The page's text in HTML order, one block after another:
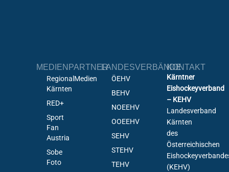
MEDIENPARTNER
RegionalMedien
Kärnten
RED+
Sport
Fan
Austria
Sobe
Foto
LANDESVERBÄNDE
ÖEHV
BEHV
NOEEHV
OOEEHV
SEHV
STEHV
TEHV
KONTAKT
Kärntner
Eishockeyverband
– KEHV
Landesverband
Kärnten
des
Österreichischen
(KEHV)